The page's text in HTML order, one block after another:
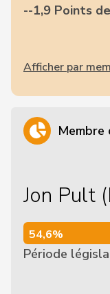
--1,9 Points
Afficher par
Membre
Jon Pult
54,6%
54,6%
Période